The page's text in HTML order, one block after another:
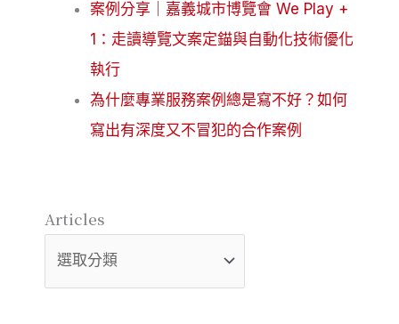
案例分享｜嘉義城市博覽會 We Play +
1：走讀導覽文案定錨與自動化技術優化
執行
為什麼專業服務案例總是寫不好？如何
寫出有深度又不冒犯的合作案例
Articles